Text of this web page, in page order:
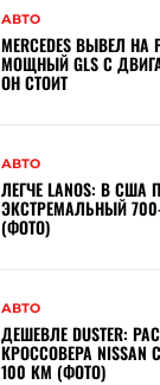
АВТО
MERCEDES ВЫВЕЛ
МОЩНЫЙ GLS С
ОН СТОИТ
АВТО
ЛЕГЧЕ LANOS: В США
ЭКСТРЕМАЛЬНЫЙ
(ФОТО)
АВТО
ДЕШЕВЛЕ DUSTER:
КРОССОВЕРА
100 КМ (ФОТО)